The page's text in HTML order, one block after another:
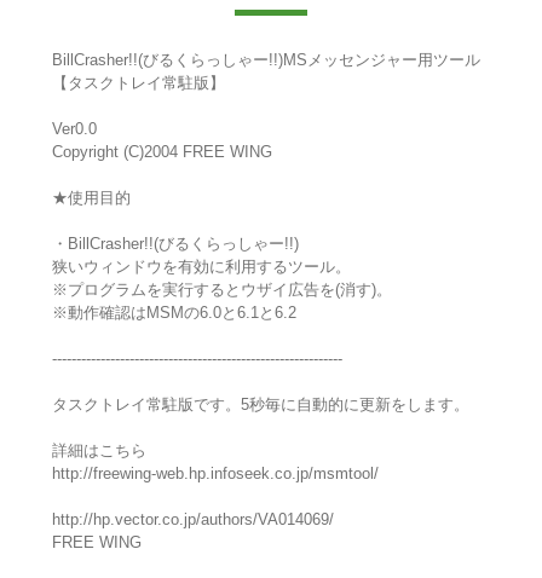
BillCrasher!!(びるくらっしゃー!!)MSメッセンジャー用ツール
【タスクトレイ常駐版】
Ver0.0
Copyright (C)2004 FREE WING
★使用目的
・BillCrasher!!(びるくらっしゃー!!)
狭いウィンドウを有効に利用するツール。
※プログラムを実行するとウザイ広告を(消す)。
※動作確認はMSMの6.0と6.1と6.2
------------------------------------------------------------
タスクトレイ常駐版です。5秒毎に自動的に更新をします。
詳細はこちら
http://freewing-web.hp.infoseek.co.jp/msmtool/
http://hp.vector.co.jp/authors/VA014069/
FREE WING